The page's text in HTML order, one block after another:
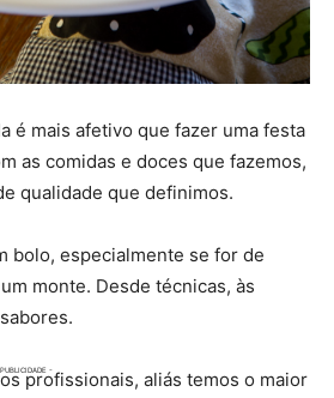
é mais afetivo que fazer uma festa
as comidas e doces que fazemos,
qualidade que definimos.
bolo, especialmente se for de
monte. Desde técnicas, às
profissionais, aliás temos o maior